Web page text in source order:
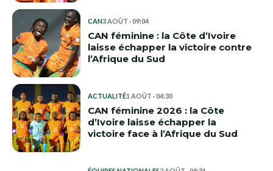
CAN3 AOÛT · 09:04
CAN féminine : la Côte d’Ivoire
laisse échapper la victoire contre
l’Afrique du Sud
ACTUALITÉ1 AOÛT · 04:30
CAN féminine 2026 : la Côte
d’Ivoire laisse échapper la
victoire face à l’Afrique du Sud